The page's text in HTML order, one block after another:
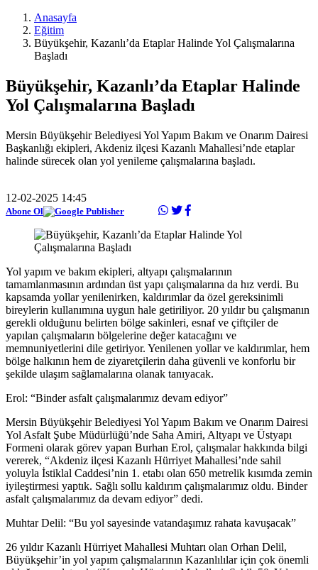
Anasayfa
Eğitim
Büyükşehir, Kazanlı’da Etaplar Halinde Yol Çalışmalarına
Başladı
Büyükşehir, Kazanlı’da Etaplar Halinde
Yol Çalışmalarına Başladı
Mersin Büyükşehir Belediyesi Yol Yapım Bakım ve Onarım Dairesi
Başkanlığı ekipleri, Akdeniz ilçesi Kazanlı Mahallesi’nde etaplar
halinde sürecek olan yol yenileme çalışmalarına başladı.
12-02-2025 14:45
Abone Ol
Yol yapım ve bakım ekipleri, altyapı çalışmalarının
tamamlanmasının ardından üst yapı çalışmalarına da hız verdi. Bu
kapsamda yollar yenilenirken, kaldırımlar da özel gereksinimli
bireylerin kullanımına uygun hale getiriliyor. 20 yıldır bu çalışmanın
gerekli olduğunu belirten bölge sakinleri, esnaf ve çiftçiler de
yapılan çalışmaların bölgelerine değer katacağını ve
memnuniyetlerini dile getiriyor. Yenilenen yollar ve kaldırımlar, hem
bölge halkının hem de ziyaretçilerin daha güvenli ve konforlu bir
şekilde ulaşım sağlamalarına olanak tanıyacak.
Erol: “Binder asfalt çalışmalarımız devam ediyor”
Mersin Büyükşehir Belediyesi Yol Yapım Bakım ve Onarım Dairesi
Yol Asfalt Şube Müdürlüğü’nde Saha Amiri, Altyapı ve Üstyapı
Formeni olarak görev yapan Burhan Erol, çalışmalar hakkında bilgi
vererek, “Akdeniz ilçesi Kazanlı Hürriyet Mahallesi’nde sahil
yoluyla İstiklal Caddesi’nin 1. etabı olan 650 metrelik kısımda zemin
iyileştirmesi yaptık. Sağlı sollu kaldırım çalışmalarımız oldu. Binder
asfalt çalışmalarımız da devam ediyor” dedi.
Muhtar Delil: “Bu yol sayesinde vatandaşımız rahata kavuşacak”
26 yıldır Kazanlı Hürriyet Mahallesi Muhtarı olan Orhan Delil,
Büyükşehir’in yol yapım çalışmalarının Kazanlılılar için çok önemli